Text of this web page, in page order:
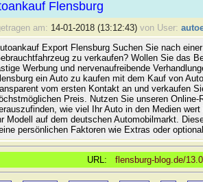
Flensburg
am: 14-01-2018 (13:12:43) von User:
Export Flensburg Suchen Sie nach
zu verkaufen? Wollen Sie das
Werbung und nervenaufreibende
ein Auto zu kaufen mit dem Kauf von
vom ersten Kontakt an und verkaufen
Preis. Nutzen Sie unseren
wie viel Ihr Auto in den Medien
Modell auf dem deutschen Automobilmarkt.
persönlichen Faktoren wie Extras oder
URL: flensburg-blog.de/